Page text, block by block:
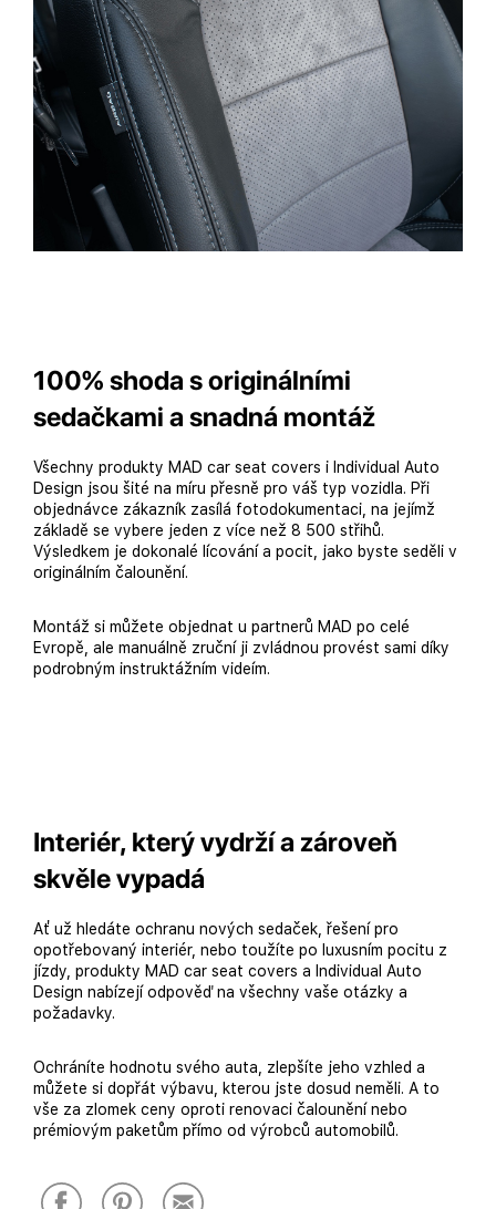
100% shoda s originálními
sedačkami a snadná montáž
Všechny produkty MAD car seat covers i Individual Auto
Design jsou šité na míru přesně pro váš typ vozidla. Při
objednávce zákazník zasílá fotodokumentaci, na jejímž
základě se vybere jeden z více než 8 500 střihů.
Výsledkem je dokonalé lícování a pocit, jako byste seděli v
originálním čalounění.
Montáž si můžete objednat u partnerů MAD po celé
Evropě, ale manuálně zruční ji zvládnou provést sami díky
podrobným instruktážním videím.
Interiér, který vydrží a zároveň
skvěle vypadá
Ať už hledáte ochranu nových sedaček, řešení pro
opotřebovaný interiér, nebo toužíte po luxusním pocitu z
jízdy, produkty MAD car seat covers a Individual Auto
Design nabízejí odpověď na všechny vaše otázky a
požadavky.
Ochráníte hodnotu svého auta, zlepšíte jeho vzhled a
můžete si dopřát výbavu, kterou jste dosud neměli. A to
vše za zlomek ceny oproti renovaci čalounění nebo
prémiovým paketům přímo od výrobců automobilů.